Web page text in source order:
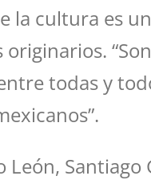
la cultura es
todas y